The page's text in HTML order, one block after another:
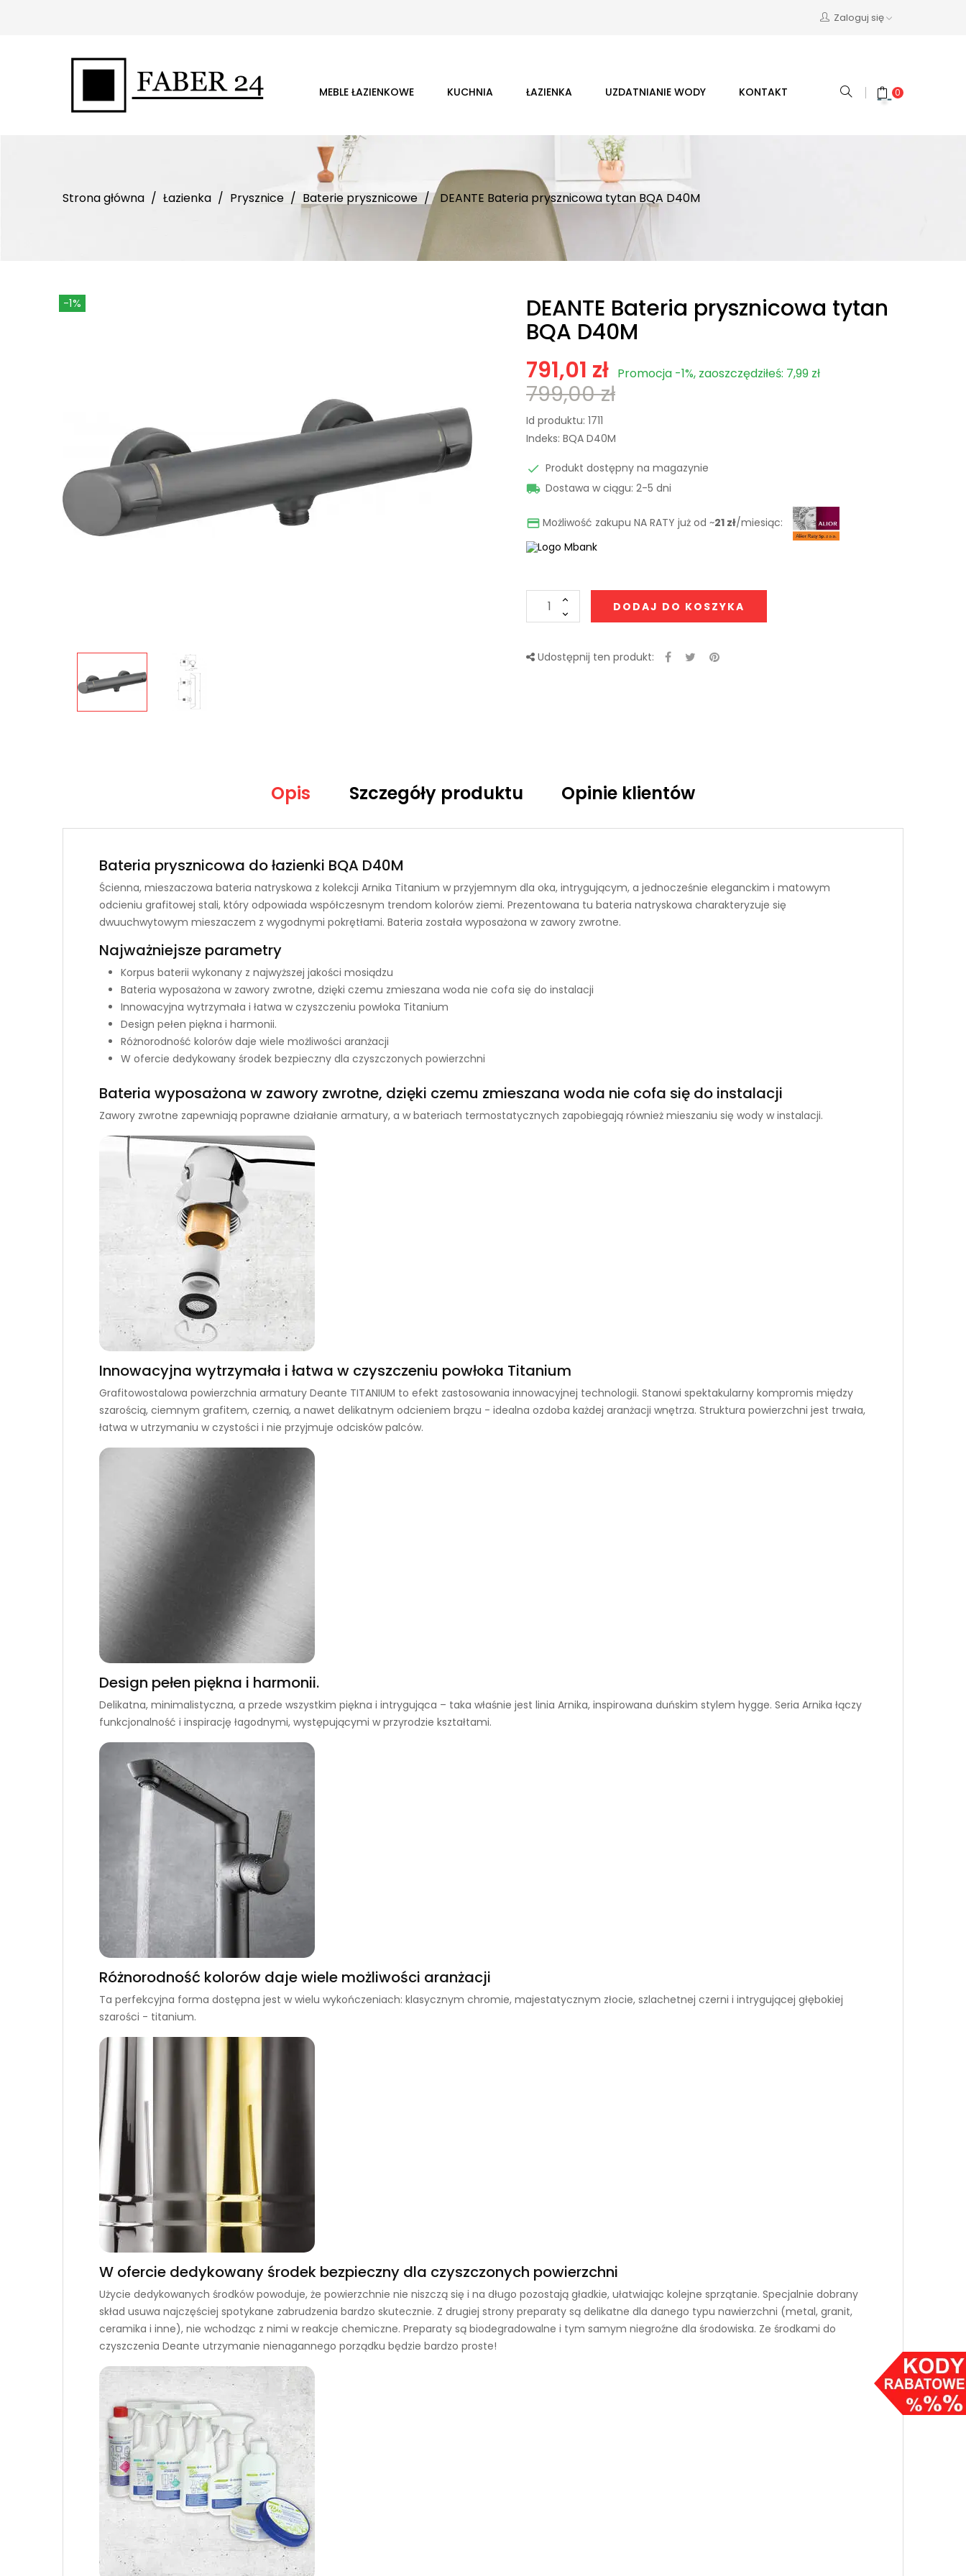
Zaloguj się
MEBLE ŁAZIENKOWE KUCHNIA ŁAZIENKA UZDATNIANIE WODY KONTAKT 0
Strona główna Łazienka Prysznice Baterie prysznicowe DEANTE Bateria prysznicowa tytan BQA D40M
-1% DEANTE Bateria prysznicowa tytan
BQA D40M
791,01 zł Promocja -1%, zaoszczędziłeś: 7,99 zł
799,00 zł
Id produktu: 1711
Indeks: BQA D40M
 Produkt dostępny na magazynie
 Dostawa w ciągu: 2-5 dni
 Możliwość zakupu NA RATY już od ~21 zł/miesiąc:
DODAJ DO KOSZYKA
Udostępnij ten produkt:
Opis Szczegóły produktu Opinie klientów
Bateria prysznicowa do łazienki BQA D40M
Ścienna, mieszaczowa bateria natryskowa z kolekcji Arnika Titanium w przyjemnym dla oka, intrygującym, a jednocześnie eleganckim i matowym
odcieniu grafitowej stali, który odpowiada współczesnym trendom kolorów ziemi. Prezentowana tu bateria natryskowa charakteryzuje się
dwuuchwytowym mieszaczem z wygodnymi pokrętłami. Bateria została wyposażona w zawory zwrotne.
Najważniejsze parametry
Korpus baterii wykonany z najwyższej jakości mosiądzu
Bateria wyposażona w zawory zwrotne, dzięki czemu zmieszana woda nie cofa się do instalacji
Innowacyjna wytrzymała i łatwa w czyszczeniu powłoka Titanium
Design pełen piękna i harmonii.
Różnorodność kolorów daje wiele możliwości aranżacji
W ofercie dedykowany środek bezpieczny dla czyszczonych powierzchni
Bateria wyposażona w zawory zwrotne, dzięki czemu zmieszana woda nie cofa się do instalacji
Zawory zwrotne zapewniają poprawne działanie armatury, a w bateriach termostatycznych zapobiegają również mieszaniu się wody w instalacji.
Innowacyjna wytrzymała i łatwa w czyszczeniu powłoka Titanium
Grafitowostalowa powierzchnia armatury Deante TITANIUM to efekt zastosowania innowacyjnej technologii. Stanowi spektakularny kompromis między
szarością, ciemnym grafitem, czernią, a nawet delikatnym odcieniem brązu - idealna ozdoba każdej aranżacji wnętrza. Struktura powierzchni jest trwała,
łatwa w utrzymaniu w czystości i nie przyjmuje odcisków palców.
Design pełen piękna i harmonii.
Delikatna, minimalistyczna, a przede wszystkim piękna i intrygująca – taka właśnie jest linia Arnika, inspirowana duńskim stylem hygge. Seria Arnika łączy
funkcjonalność i inspirację łagodnymi, występującymi w przyrodzie kształtami.
Różnorodność kolorów daje wiele możliwości aranżacji
Ta perfekcyjna forma dostępna jest w wielu wykończeniach: klasycznym chromie, majestatycznym złocie, szlachetnej czerni i intrygującej głębokiej
szarości - titanium.
W ofercie dedykowany środek bezpieczny dla czyszczonych powierzchni
Użycie dedykowanych środków powoduje, że powierzchnie nie niszczą się i na długo pozostają gładkie, ułatwiając kolejne sprzątanie. Specjalnie dobrany
skład usuwa najczęściej spotykane zabrudzenia bardzo skutecznie. Z drugiej strony preparaty są delikatne dla danego typu nawierzchni (metal, granit,
ceramika i inne), nie wchodząc z nimi w reakcje chemiczne. Preparaty są biodegradowalne i tym samym niegroźne dla środowiska. Ze środkami do
czyszczenia Deante utrzymanie nienagannego porządku będzie bardzo proste!